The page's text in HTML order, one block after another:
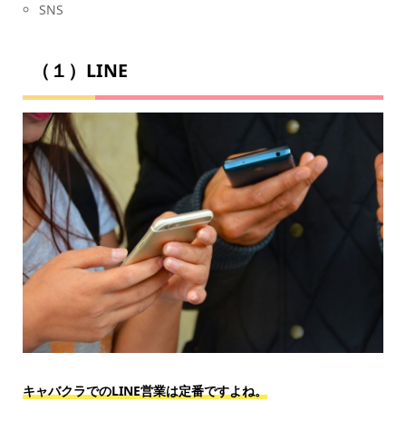
SNS
（１）LINE
キャバクラでのLINE営業は定番ですよね。